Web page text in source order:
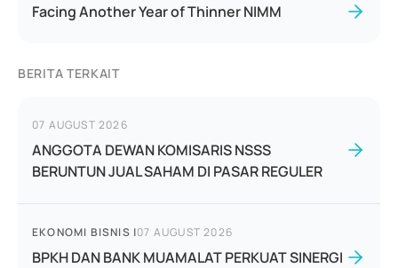
Facing Another Year of Thinner NIMM
BERITA TERKAIT
07 AUGUST 2026
ANGGOTA DEWAN KOMISARIS NSSS
BERUNTUN JUAL SAHAM DI PASAR REGULER
EKONOMI BISNIS |07 AUGUST 2026
BPKH DAN BANK MUAMALAT PERKUAT SINERGI